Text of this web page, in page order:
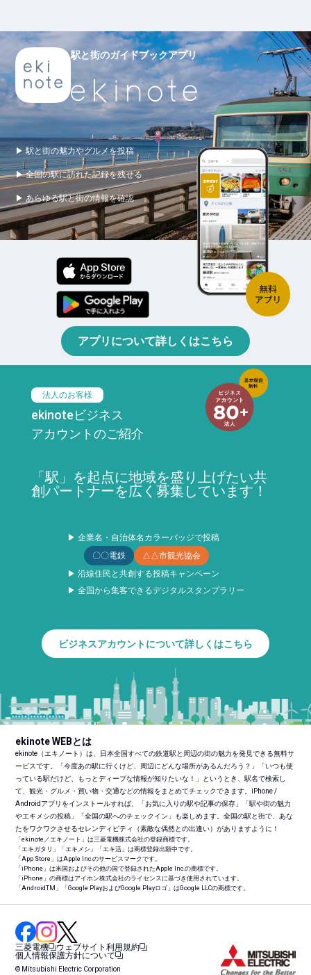
駅と街のガイドブックアプリ
▶ 駅と街の魅力やグルメを投稿
▶ 全国の駅に訪れた記録を残せる
▶ あらゆる駅と街の情報を確認
アプリについて詳しくはこちら
法人のお客様
ekinoteビジネス
アカウントのご紹介
「駅」を起点に地域を盛り上げたい共
創パートナーを広く募集しています！
▶ 企業名・自治体名カラーバッジで投稿
〇〇電鉄
△△市観光協会
▶ 沿線住民と共創する投稿キャンペーン
▶ 全国から集客できるデジタルスタンプラリー
ビジネスアカウントについて詳しくはこちら
ekinote WEBとは
ekinote（エキノート）は、日本全国すべての鉄道駅と周辺の街の魅力を発見できる無料サ
ービスです。「今度あの駅に行くけど、周辺にどんな場所があるんだろう？」「いつも使
っている駅だけど、もっとディープな情報が知りたいな！」というとき、駅名で検索し
て、観光・グルメ・買い物・交通などの情報をまとめてチェックできます。iPhone /
Androidアプリをインストールすれば、「お気に入りの駅や記事の保存」「駅や街の魅力
やエキメシの投稿」「全国の駅へのチェックイン」も楽しめます。全国の駅と街で、あな
たをワクワクさせるセレンディピティ（素敵な偶然との出逢い）がありますように！
「ekinote／エキノート」は三菱電機株式会社の登録商標です。
「エキガタリ」「エキメシ」「エキ活」は商標登録出願中です。
「App Store」はApple Inc.のサービスマークです。
「iPhone」は米国およびその他の国で登録されたApple Inc.の商標です。
「iPhone」の商標はアイホン株式会社のライセンスに基づき使用されています。
「AndroidTM 」「Google PlayおよびGoogle Playロゴ」はGoogle LLCの商標です。
三菱電機
ウェブサイト利用規約
個人情報保護方針について
© Mitsubishi Electric Corporation